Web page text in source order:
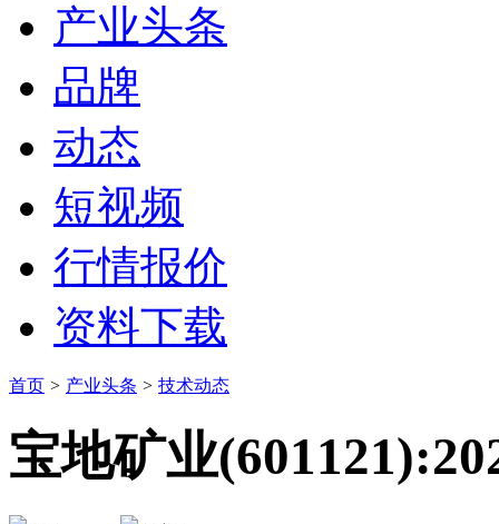
产业头条
品牌
动态
短视频
行情报价
资料下载
首页 > 产业头条 > 技术动态
宝地矿业